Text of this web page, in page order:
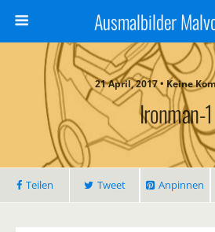
Ausmalbilder
21 April, 2017 • Keine
Ironman-1
Teilen Tweet Anpinnen